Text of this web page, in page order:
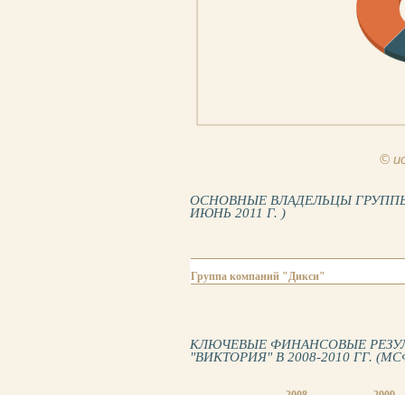
©
ОСНОВНЫЕ ВЛАДЕЛЬЦЫ
ИЮНЬ 2011 Г. )
Группа компаний "Дикси"
КЛЮЧЕВЫЕ ФИНАНСОВЫЕ
"ВИКТОРИЯ" В 2008-2010 ГГ.